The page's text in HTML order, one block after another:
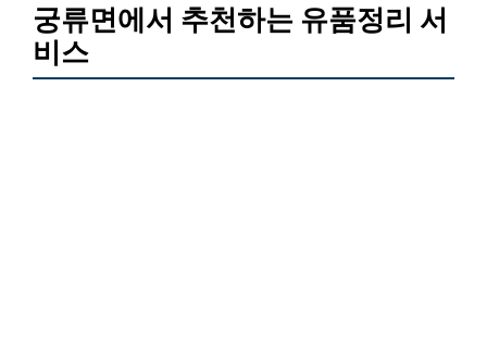
궁류면에서 추천하는 유품정리 서
비스